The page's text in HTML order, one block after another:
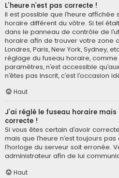
L’heure n’est pas correcte !
Il est possible que l’heure affichée
horaire différent du vôtre. Si tel
dans le panneau de contrôle de
horaire afin de trouver votre zone
Londres, Paris, New York, Sydney,
réglage du fuseau horaire,
paramètres, n’est accessible
n’êtes pas inscrit, c’est l’occasion
Haut
J’ai réglé le fuseau horaire mais
correcte !
Si vous êtes certain d’avoir
mais que l’heure n’est toujours
l’horloge du serveur soit erronée.
administrateur afin de lui
Haut